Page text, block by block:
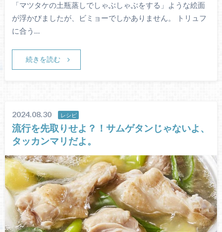
「マツタケの土瓶蒸しでしゃぶしゃぶをする」ような絵面
が浮かびましたが、ビミョーでしかありません。 トリュフ
に合う…
続きを読む
2024.08.30 レシピ
流行を先取りせよ？！サムゲタンじゃないよ、
タッカンマリだよ。